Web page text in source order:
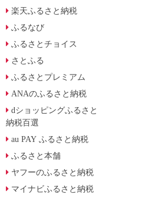
楽天ふるさと納税
ふるなび
ふるさとチョイス
さとふる
ふるさとプレミアム
ANAのふるさと納税
dショッピングふるさと
納税百選
au PAY ふるさと納税
ふるさと本舗
ヤフーのふるさと納税
マイナビふるさと納税